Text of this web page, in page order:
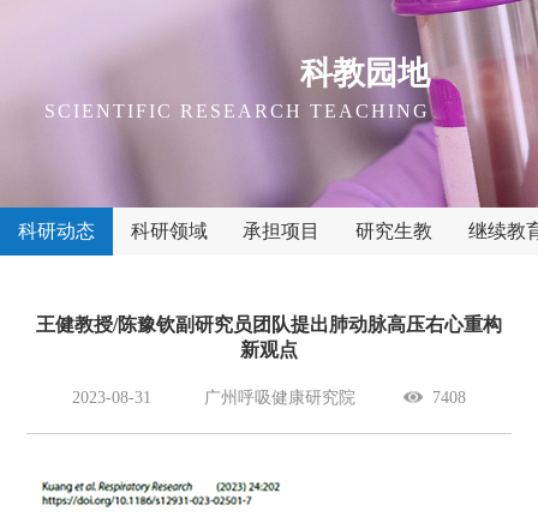
科教园地
SCIENTIFIC RESEARCH TEACHING
科研动态 科研领域 承担项目 研究生教 继续教
王健教授/陈豫钦副研究员团队提出肺动脉高压右心重构
新观点
2023-08-31 广州呼吸健康研究院 7408